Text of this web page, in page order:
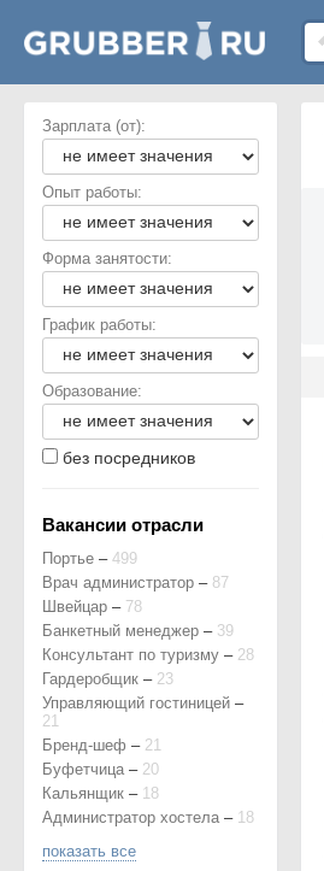
Зарплата (от):
Опыт работы:
Форма занятости:
График работы:
Образование:
без посредников
Вакансии отрасли
Портье – 499
Врач администратор – 87
Швейцар – 78
Банкетный менеджер – 39
Консультант по туризму – 28
Гардеробщик – 23
Управляющий гостиницей –
21
Бренд-шеф – 21
Буфетчица – 20
Кальянщик – 18
Администратор хостела – 18
показать все